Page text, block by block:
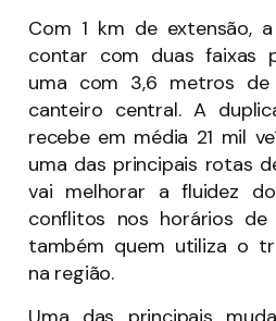
Com 1 km de extensão,
contar com duas faixas
uma com 3,6 metros de
canteiro central. A
recebe em média 21 mil
uma das principais rotas
vai melhorar a fluidez
conflitos nos horários
também quem utiliza o
na região.